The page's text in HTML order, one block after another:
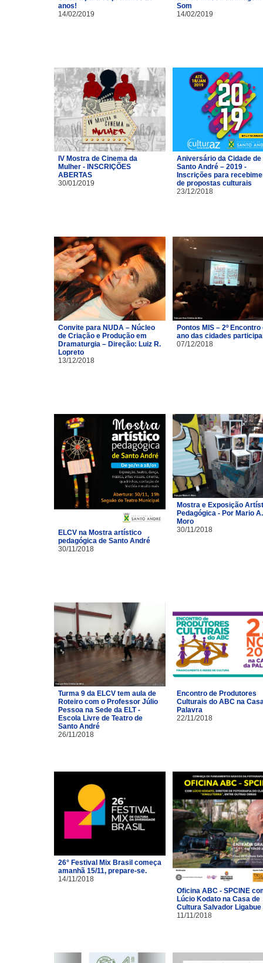
anos!
14/02/2019
Som
14/02/2019
IV Mostra de Cinema da
Mulher - INSCRIÇÕES
ABERTAS
30/01/2019
Aniversário da Cidade de
Santo André – 2019 -
Inscrições para
de propostas culturais
23/12/2018
Convite para NUDA – Núcleo
de Criação e Produção em
Dramaturgia – Direção: Luiz R.
Lopreto
13/12/2018
Pontos MIS – 2º Encontro
ano das cidades
07/12/2018
ELCV na Mostra artístico
pedagógica de Santo André
30/11/2018
Mostra e Exposição
Pedagógica - Por Mario A.
Moro
30/11/2018
Turma 9 da ELCV tem aula de
Roteiro com o Professor Júlio
Pessoa na Sede da ELT -
Escola Livre de Teatro de
Santo André
26/11/2018
Encontro de Produtores
Culturais do ABC na
Palavra
22/11/2018
26° Festival Mix Brasil começa
amanhã 15/11, prepare-se.
14/11/2018
Oficina ABC - SPCINE
Lúcio Kodato na Casa de
Cultura Salvador Ligabue
11/11/2018